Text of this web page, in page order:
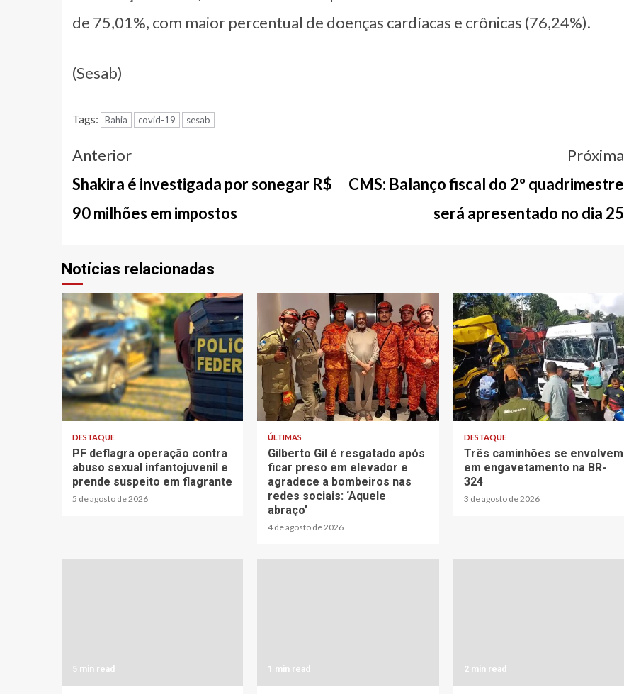
de 75,01%, com maior percentual de doenças cardíacas e crônicas (76,24%).
(Sesab)
Tags: Bahia covid-19 sesab
Navegação
entre
notícias
Anterior
Shakira é investigada por sonegar R$
90 milhões em impostos
Próxima
CMS: Balanço fiscal do 2º quadrimestre
será apresentado no dia 25
Notícias relacionadas
3 min read
DESTAQUE
PF deflagra operação contra
abuso sexual infantojuvenil e
prende suspeito em flagrante
5 de agosto de 2026
1 min read
ÚLTIMAS
Gilberto Gil é resgatado após
ficar preso em elevador e
agradece a bombeiros nas
redes sociais: ‘Aquele
abraço’
4 de agosto de 2026
2 min read
DESTAQUE
Três caminhões se envolvem
em engavetamento na BR-
324
3 de agosto de 2026
5 min read 1 min read 2 min read